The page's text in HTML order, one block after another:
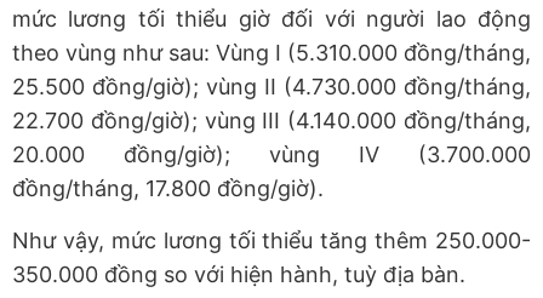
mức lương tối thiểu giờ đối với người lao động
theo vùng như sau: Vùng I (5.310.000 đồng/tháng,
25.500 đồng/giờ); vùng II (4.730.000 đồng/tháng,
22.700 đồng/giờ); vùng III (4.140.000 đồng/tháng,
20.000 đồng/giờ); vùng IV (3.700.000
đồng/tháng, 17.800 đồng/giờ).
Như vậy, mức lương tối thiểu tăng thêm 250.000-
350.000 đồng so với hiện hành, tuỳ địa bàn.